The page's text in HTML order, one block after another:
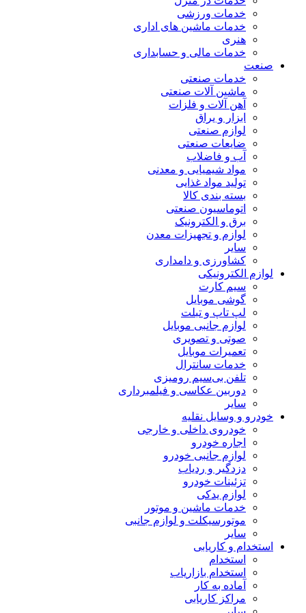
خدمات ورزشی
خدمات ماشین های اداری
هنری
خدمات مالی و حسابداری
صنعت
خدمات صنعتی
ماشین آلات صنعتی
آهن آلات و فلزات
ابزار و یراق
لوازم صنعتی
ضایعات صنعتی
آب و فاضلاب
مواد شیمیایی و معدنی
تولید مواد غذایی
بسته بندی کالا
اتوماسیون صنعتی
برق و الکترونیک
لوازم و تجهیزات معدن
سایر
کشاورزی و دامداری
لوازم الکترونیکی
سیم کارت
گوشی موبایل
لپ تاپ و تبلت
لوازم جانبی موبایل
صوتی و تصویری
تعمیرات موبایل
خدمات سانترال
تلفن بی‌سیم رومیزی
دوربین عکاسی و فیلمبرداری
سایر
خودرو و وسایل نقلیه
خودروی داخلی و خارجی
اجاره خودرو
لوازم جانبی خودرو
دزدگیر و ردیاب
تزئینات خودرو
لوازم یدکی
خدمات ماشین و موتور
موتورسیکلت و لوازم جانبی
سایر
استخدام و کاریابی
استخدام
استخدام بازاریاب
آماده به کار
مراکز کاریابی